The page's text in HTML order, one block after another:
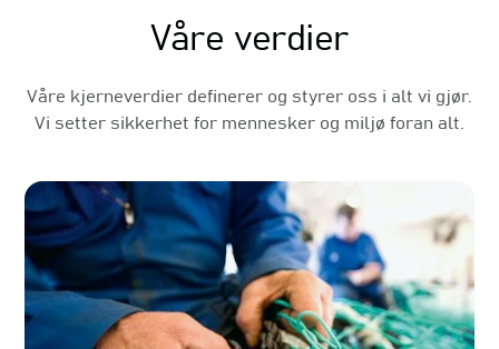
Våre verdier
Våre kjerneverdier definerer og styrer oss i alt vi gjør.
Vi setter sikkerhet for mennesker og miljø foran alt.